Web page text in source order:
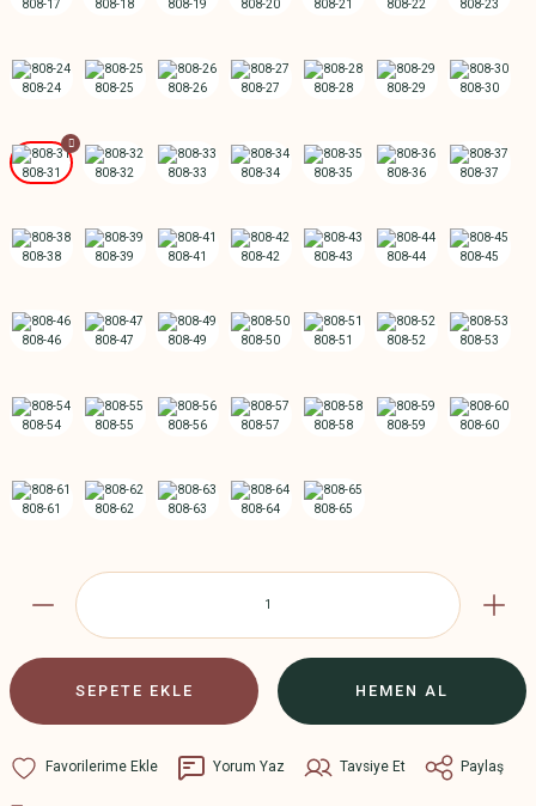
SEPETE EKLE HEMEN AL
Yorum Yaz Tavsiye Et Paylaş